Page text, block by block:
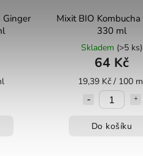
Ginger
Mixit BIO Kombucha
330 ml
Skladem (>5 ks)
64 Kč
19,39 Kč / 100
Do košíku